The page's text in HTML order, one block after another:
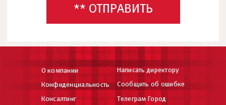
** ОТПРАВИТЬ
О компании
Конфиденциальность
Консалтинг
Написать директору
Сообщить об ошибке
Телеграм Город